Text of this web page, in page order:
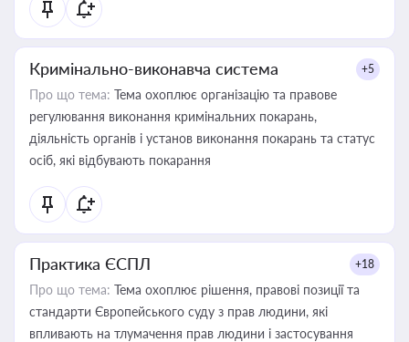
Кримінально-виконавча система +5
Про що тема: Тема охоплює організацію та правове
регулювання виконання кримінальних покарань,
діяльність органів і установ виконання покарань та статус
осіб, які відбувають покарання
Практика ЄСПЛ +18
Про що тема: Тема охоплює рішення, правові позиції та
стандарти Європейського суду з прав людини, які
впливають на тлумачення прав людини і застосування